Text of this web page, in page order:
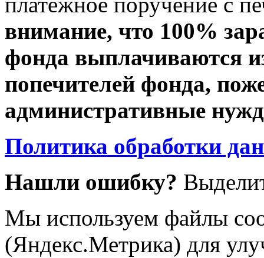
внимание, что 100%
фонда выплачиваются
попечителей фонда,
административные
Политика обработки
Нашли ошибку?
Мы используем файлы
(Яндекс.Метрика) для